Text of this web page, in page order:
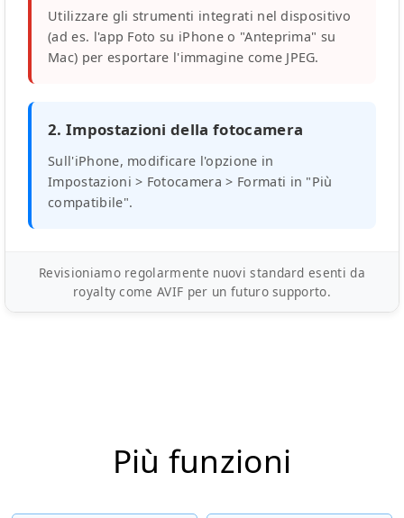
Utilizzare gli strumenti integrati nel dispositivo
(ad es. l'app Foto su iPhone o "Anteprima" su
Mac) per esportare l'immagine come JPEG.
2. Impostazioni della fotocamera
Sull'iPhone, modificare l'opzione in
Impostazioni > Fotocamera > Formati in "Più
compatibile".
Revisioniamo regolarmente nuovi standard esenti da
royalty come AVIF per un futuro supporto.
Più funzioni